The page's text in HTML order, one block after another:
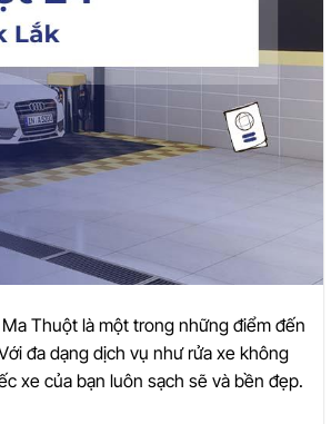
Thuột là một trong những điểm đến
đa dạng dịch vụ như rửa xe không
xe của bạn luôn sạch sẽ và bền đẹp.